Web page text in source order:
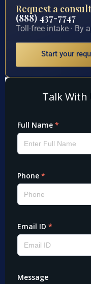
Request a
(888) 437-7747
Toll-free intake · By
Start your